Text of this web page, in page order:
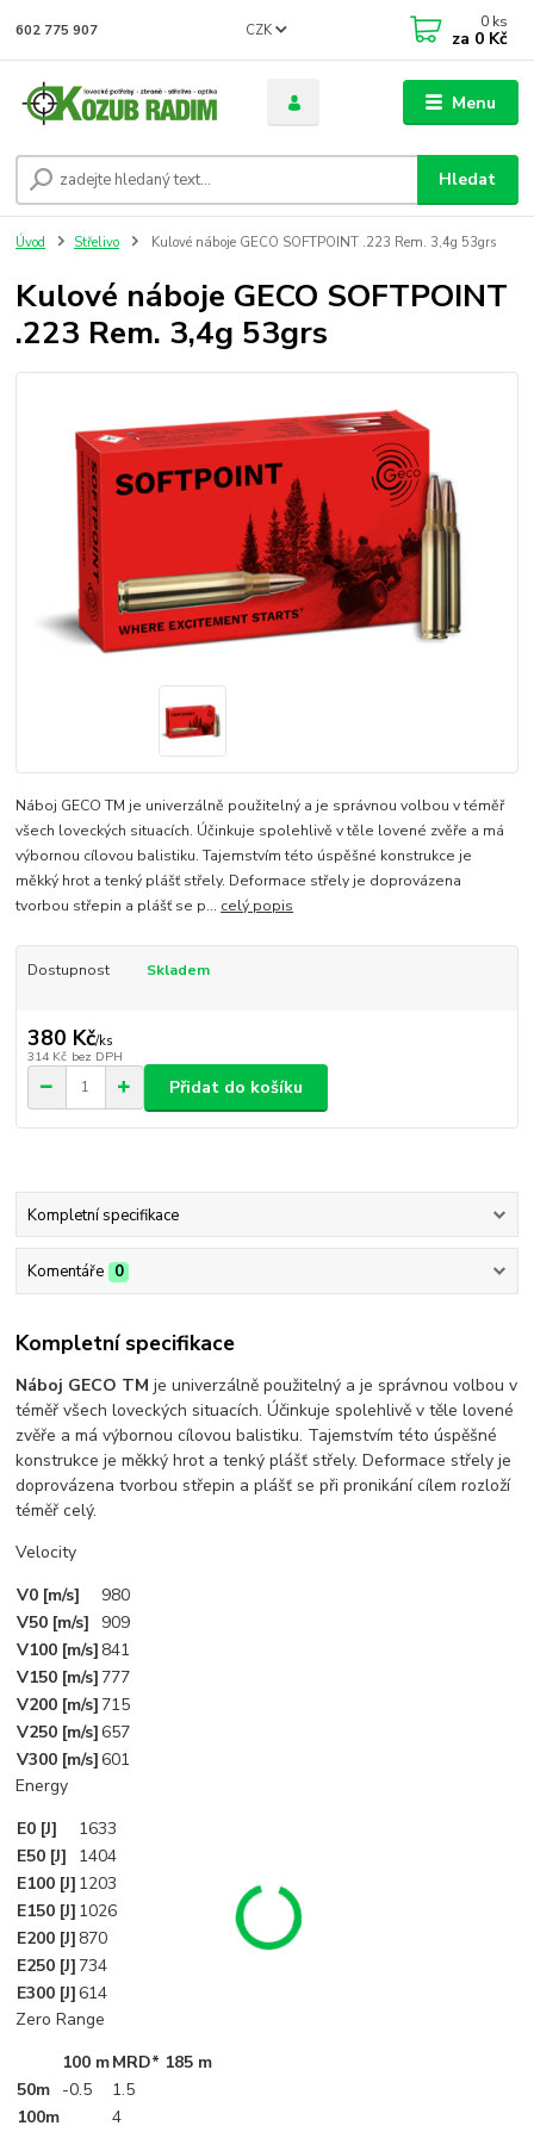
Menu
CZK
Hledat
602 775 907 0 ks
za 0 Kč
Úvod Střelivo Kulové náboje GECO SOFTPOINT .223 Rem. 3,4g 53grs
Kulové náboje GECO SOFTPOINT
.223 Rem. 3,4g 53grs
Náboj GECO TM je univerzálně použitelný a je správnou volbou v téměř
všech loveckých situacích. Účinkuje spolehlivě v těle lovené zvěře a má
výbornou cílovou balistiku. Tajemstvím této úspěšné konstrukce je
měkký hrot a tenký plášť střely. Deformace střely je doprovázena
tvorbou střepin a plášť se p... celý popis
Dostupnost Skladem
380 Kč/ks
314 Kč bez DPH
Přidat do košíku
Kompletní specifikace
Komentáře 0
Kompletní specifikace
Náboj GECO TMje univerzálně použitelný a je správnou volbou v
téměř všech loveckých situacích. Účinkuje spolehlivě v těle lovené
zvěře a má výbornou cílovou balistiku. Tajemstvím této úspěšné
konstrukce je měkký hrot a tenký plášť střely. Deformace střely je
doprovázena tvorbou střepin a plášť se při pronikání cílem rozloží
téměř celý.
Velocity
V0 [m/s]
980
V50 [m/s]
909
V100 [m/s] 841
V150 [m/s] 777
V200 [m/s] 715
V250 [m/s]657
V300 [m/s]601
Energy
E0 [J]
1633
E50 [J]
1404
E100 [J] 1203
E150 [J] 1026
E200 [J] 870
E250 [J] 734
E300 [J]614
Zero Range
100 mMRD* 185 m
50m -0.5
1.5
100m
4